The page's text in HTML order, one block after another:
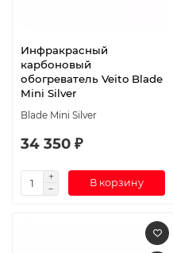
Инфракрасный
карбоновый
обогреватель Veito Blade
Mini Silver
Blade Mini Silver
34 350 ₽
В корзину